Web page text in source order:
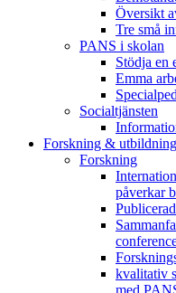
Översikt
Tre små
PANS i skolan
Stödja en
Emma
Socialtjänsten
Forskning & utbildning
Forskning
påverkar
kvalitativ
med